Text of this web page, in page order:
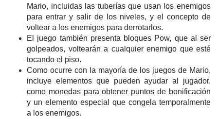
Mario, incluidas las tuberías que usan los enemigos
para entrar y salir de los niveles, y el concepto de
voltear a los enemigos para derrotarlos.
El juego también presenta bloques Pow, que al ser
golpeados, voltearán a cualquier enemigo que esté
tocando el piso.
Como ocurre con la mayoría de los juegos de Mario,
incluye elementos que pueden ayudar al jugador,
como monedas para obtener puntos de bonificación
y un elemento especial que congela temporalmente
a los enemigos.